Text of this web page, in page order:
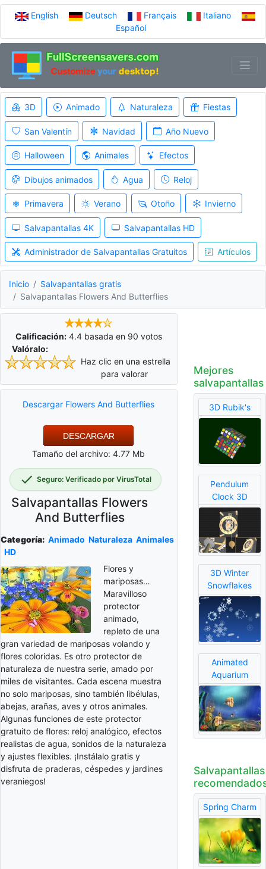
English Deutsch Français
Italiano
Español
3D Animado Naturaleza Fiestas
San Valentín Navidad Año Nuevo
Halloween Animales Efectos
Dibujos animados Agua Reloj
Primavera Verano Otoño Invierno
Salvapantallas 4K Salvapantallas HD
Administrador de Salvapantallas Gratuitos Artículos
Inicio
Salvapantallas gratis
Salvapantallas Flowers And Butterflies
Calificación: 4.4basada en 90 votos
Valóralo:
Haz clic en una estrella
para valorar
Descargar Flowers And Butterflies
DESCARGAR
Tamaño del archivo: 4.77 Mb
Seguro: Verificado por VirusTotal
Salvapantallas Flowers
And Butterflies
Categoría: Animado Naturaleza Animales
HD
Flores y
mariposas…
Maravilloso
protector
animado,
repleto de una
gran variedad de mariposas volando y
flores coloridas. Es otro protector de
naturaleza de nuestra serie, amado por
miles de visitantes. Cada escena muestra
no solo mariposas, sino también libélulas,
abejas, arañas, aves y otros animales.
Algunas funciones de este protector
gratuito de flores: reloj analógico, efectos
realistas de agua, sonidos de la naturaleza
y ajustes flexibles. ¡Instálalo gratis y
disfruta de praderas, céspedes y jardines
veraniegos!
Mejores
salvapantallas
3D Rubik's
Pendulum
Clock 3D
3D Winter
Snowflakes
Animated
Aquarium
Salvapantallas
Spring Charm